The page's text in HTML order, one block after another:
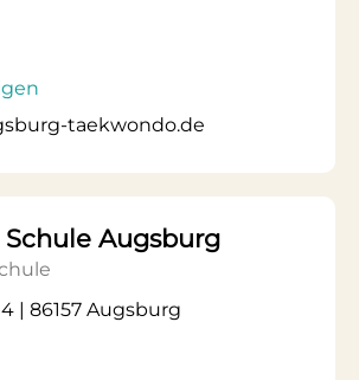
taekwondo.de
Schule Augsburg
| 86157 Augsburg